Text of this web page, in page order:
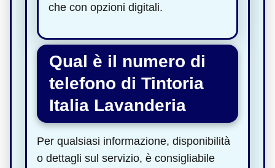
che con opzioni digitali.
Qual è il numero di
telefono di Tintoria
Italia Lavanderia
Per qualsiasi informazione, disponibilità
o dettagli sul servizio, è consigliabile